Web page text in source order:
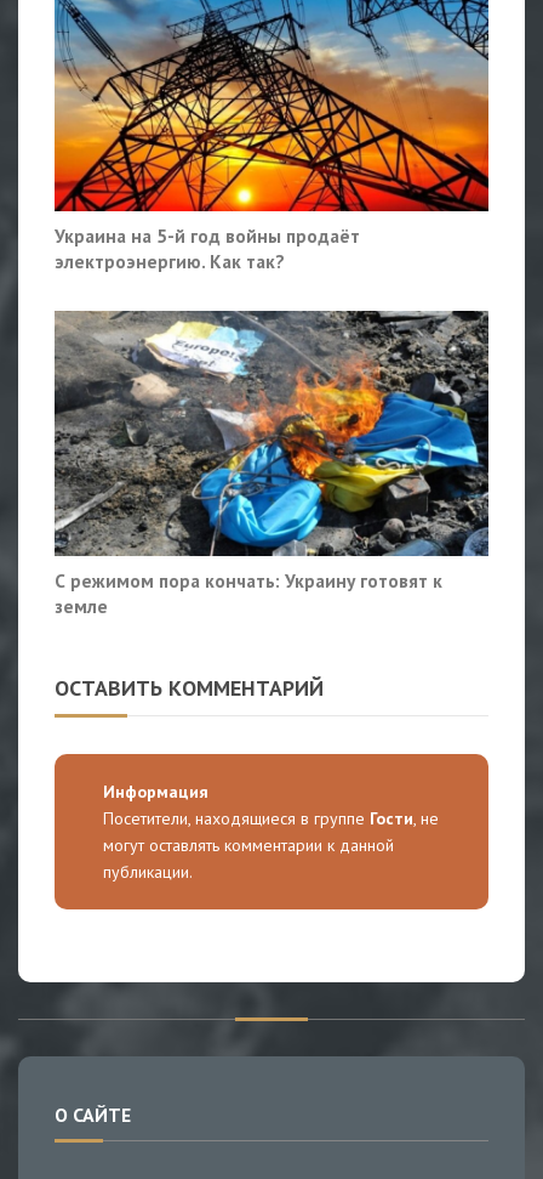
Украина на 5-й год войны продаёт
электроэнергию. Как так?
С режимом пора кончать: Украину готовят к
земле
ОСТАВИТЬ КОММЕНТАРИЙ
Информация
Посетители, находящиеся в группе Гости, не
могут оставлять комментарии к данной
публикации.
О САЙТЕ